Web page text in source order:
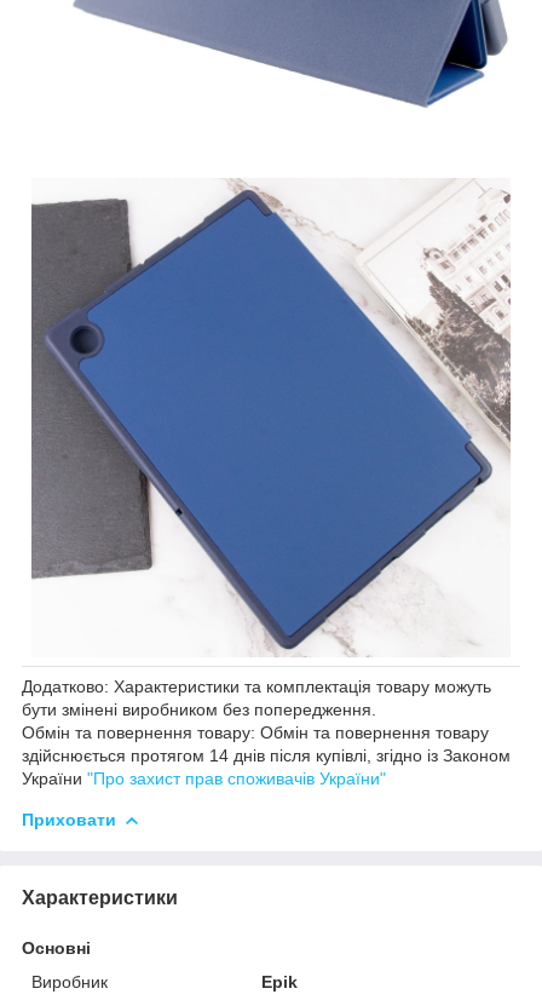
Додатково: Характеристики та комплектація товару можуть
бути змінені виробником без попередження.
Обмін та повернення товару: Обмін та повернення товару
здійснюється протягом 14 днів після купівлі, згідно із Законом
України "Про захист прав споживачів України"
Приховати
Характеристики
Основні
Виробник
Epik